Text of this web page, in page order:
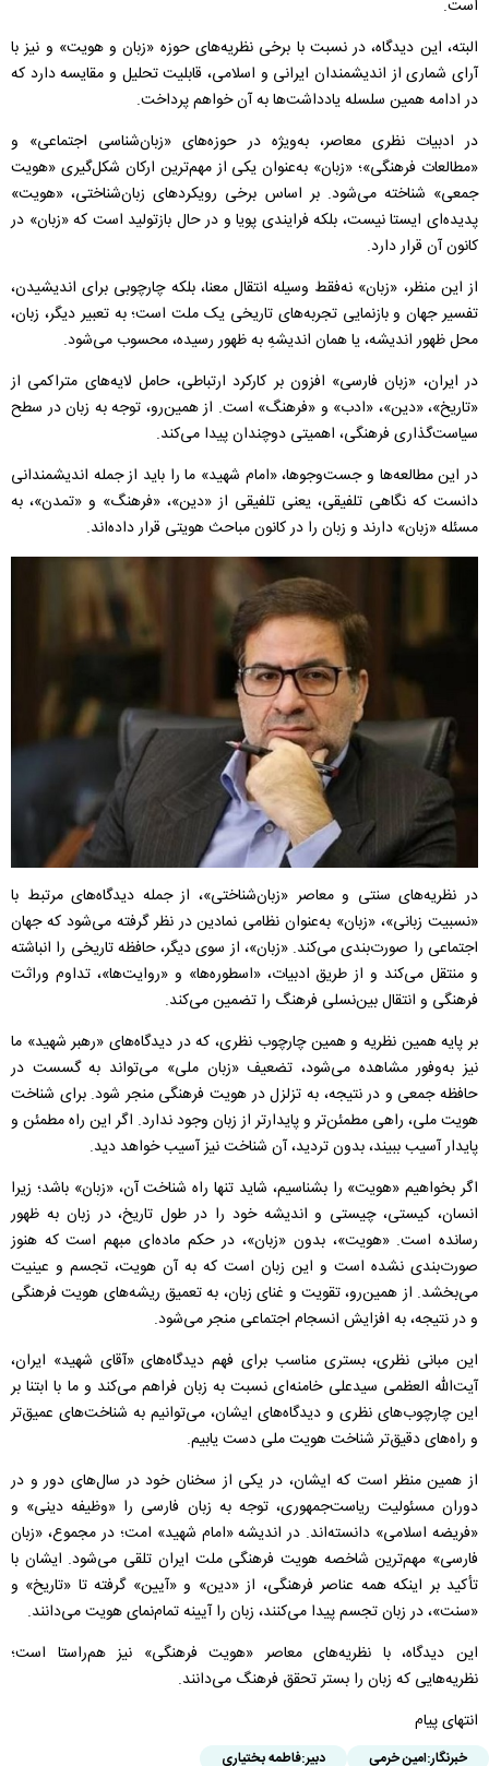
است.
البته، این دیدگاه، در نسبت با برخی نظریه‌های حوزه «زبان و هویت» و نیز با
آرای شماری از اندیشمندان ایرانی و اسلامی، قابلیت تحلیل و مقایسه دارد که
در ادامه همین سلسله یادداشت‌ها به آن خواهم پرداخت.
در ادبیات نظری معاصر، به‌ویژه در حوزه‌های «زبان‌شناسی اجتماعی» و
«مطالعات فرهنگی»؛ «زبان» به‌عنوان یکی از مهم‌ترین ارکان شکل‌گیری «هویت
جمعی» شناخته می‌شود. بر اساس برخی رویکردهای زبان‌شناختی، «هویت»
پدیده‌ای ایستا نیست، بلکه فرایندی پویا و در حال بازتولید است که «زبان» در
کانون آن قرار دارد.
از این منظر، «زبان» نه‌فقط وسیله انتقال معنا، بلکه چارچوبی برای اندیشیدن،
تفسیر جهان و بازنمایی تجربه‌های تاریخی یک ملت است؛ به تعبیر دیگر، زبان،
محل ظهور اندیشه، یا همان اندیشهِ به ظهور رسیده، محسوب می‌شود.
در ایران، «زبان فارسی» افزون بر کارکرد ارتباطی، حامل لایه‌های متراکمی از
«تاریخ»، «دین»، «ادب» و «فرهنگ» است. از همین‌رو، توجه به زبان در سطح
سیاست‌گذاری فرهنگی، اهمیتی دوچندان پیدا می‌کند.
در این مطالعه‌ها و جست‌وجوها، «امام شهید» ما را باید از جمله اندیشمندانی
دانست که نگاهی تلفیقی، یعنی تلفیقی از «دین»، «فرهنگ» و «تمدن»، به
مسئله «زبان» دارند و زبان را در کانون مباحث هویتی قرار داده‌اند.
در نظریه‌های سنتی و معاصر «زبان‌شناختی»، از جمله دیدگاه‌های مرتبط با
«نسبیت زبانی»، «زبان» به‌عنوان نظامی نمادین در نظر گرفته می‌شود که جهان
اجتماعی را صورت‌بندی می‌کند. «زبان»، از سوی دیگر، حافظه تاریخی را انباشته
و منتقل می‌کند و از طریق ادبیات، «اسطوره‌ها» و «روایت‌ها»، تداوم وراثت
فرهنگی و انتقال بین‌نسلی فرهنگ را تضمین می‌کند.
بر پایه همین نظریه و همین چارچوب نظری، که در دیدگاه‌های «رهبر شهید» ما
نیز به‌وفور مشاهده می‌شود، تضعیف «زبان ملی» می‌تواند به گسست در
حافظه جمعی و در نتیجه، به تزلزل در هویت فرهنگی منجر شود. برای شناخت
هویت ملی، راهی مطمئن‌تر و پایدارتر از زبان وجود ندارد. اگر این راه مطمئن و
پایدار آسیب ببیند، بدون تردید، آن شناخت نیز آسیب خواهد دید.
اگر بخواهیم «هویت» را بشناسیم، شاید تنها راه شناخت آن، «زبان» باشد؛ زیرا
انسان، کیستی، چیستی و اندیشه خود را در طول تاریخ، در زبان به ظهور
رسانده است. «هویت»، بدون «زبان»، در حکم ماده‌ای مبهم است که هنوز
صورت‌بندی نشده است و این زبان است که به آن هویت، تجسم و عینیت
می‌بخشد. از همین‌رو، تقویت و غنای زبان، به تعمیق ریشه‌های هویت فرهنگی
و در نتیجه، به افزایش انسجام اجتماعی منجر می‌شود.
این مبانی نظری، بستری مناسب برای فهم دیدگاه‌های «آقای شهید» ایران،
آیت‌الله العظمی سیدعلی خامنه‌ای نسبت به زبان فراهم می‌کند و ما با ابتنا بر
این چارچوب‌های نظری و دیدگاه‌های ایشان، می‌توانیم به شناخت‌های عمیق‌تر
و راه‌های دقیق‌تر شناخت هویت ملی دست یابیم.
از همین منظر است که ایشان، در یکی از سخنان خود در سال‌های دور و در
دوران مسئولیت ریاست‌جمهوری، توجه به زبان فارسی را «وظیفه دینی» و
«فریضه اسلامی» دانسته‌اند. در اندیشه «امام شهید» امت؛ در مجموع، «زبان
فارسی» مهم‌ترین شاخصه هویت فرهنگی ملت ایران تلقی می‌شود. ایشان با
تأکید بر اینکه همه عناصر فرهنگی، از «دین» و «آیین» گرفته تا «تاریخ» و
«سنت»، در زبان تجسم پیدا می‌کنند، زبان را آیینه تمام‌نمای هویت می‌دانند.
این دیدگاه، با نظریه‌های معاصر «هویت فرهنگی» نیز هم‌راستا است؛
نظریه‌هایی که زبان را بستر تحقق فرهنگ می‌دانند.
انتهای پیام
خبرنگار:امین خرمی دبیر:فاطمه بختیاری